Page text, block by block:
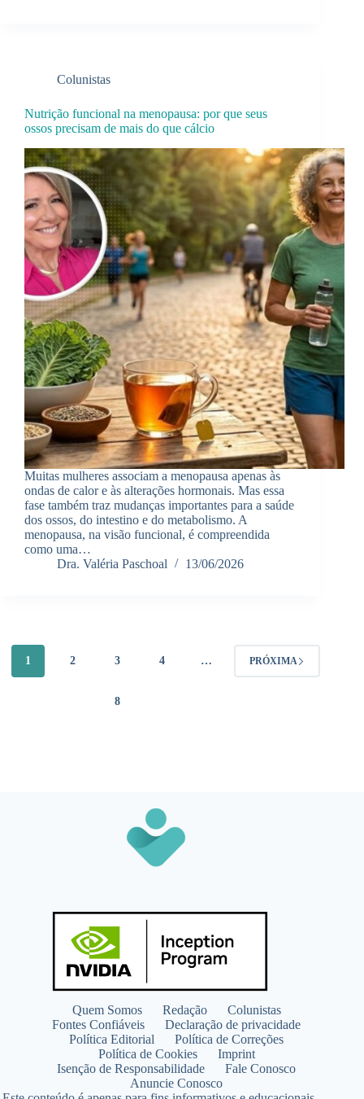
Colunistas
Nutrição funcional na menopausa: por que seus
ossos precisam de mais do que cálcio
Muitas mulheres associam a menopausa apenas às
ondas de calor e às alterações hormonais. Mas essa
fase também traz mudanças importantes para a saúde
dos ossos, do intestino e do metabolismo. A
menopausa, na visão funcional, é compreendida
como uma…
Dra. Valéria Paschoal
13/06/2026
1 2 3 4 …
8
PRÓXIMA
Quem Somos Redação
Colunistas
Fontes Confiáveis
Declaração de privacidade
Política Editorial
Política de Correções
Política de Cookies
Imprint
Isenção de Responsabilidade
Fale Conosco
Anuncie Conosco